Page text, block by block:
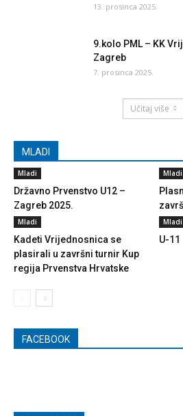
13. prosinca 2025.
9.kolo PML – KK
Zagreb
7. prosinca 2025.
Učitaj više
MLADI
Mladi
Državno Prvenstvo U12 –
Zagreb 2025.
Mladi
Mladi
Kadeti Vrijednosnica se
plasirali u završni turnir Kup
regija Prvenstva Hrvatske
Mladi
U-11
FACEBOOK